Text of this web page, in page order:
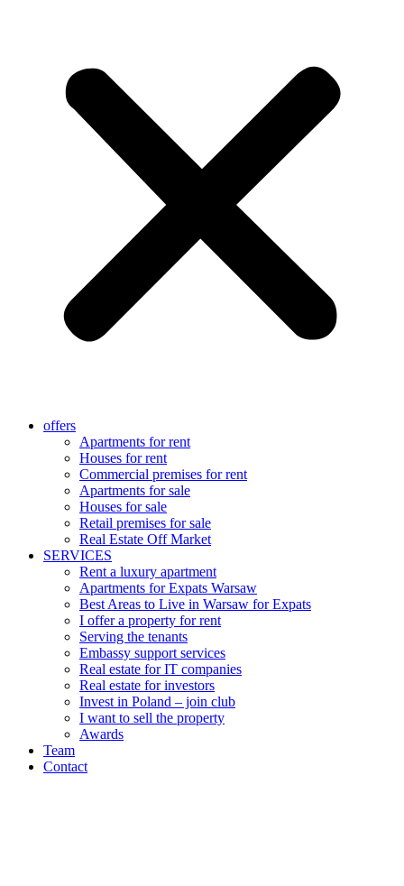
offers
Apartments for rent
Houses for rent
Commercial premises for rent
Apartments for sale
Houses for sale
Retail premises for sale
Real Estate Off Market
SERVICES
Rent a luxury apartment
Apartments for Expats Warsaw
Best Areas to Live in Warsaw for Expats
I offer a property for rent
Serving the tenants
Embassy support services
Real estate for IT companies
Real estate for investors
Invest in Poland – join club
I want to sell the property
Awards
Team
Contact